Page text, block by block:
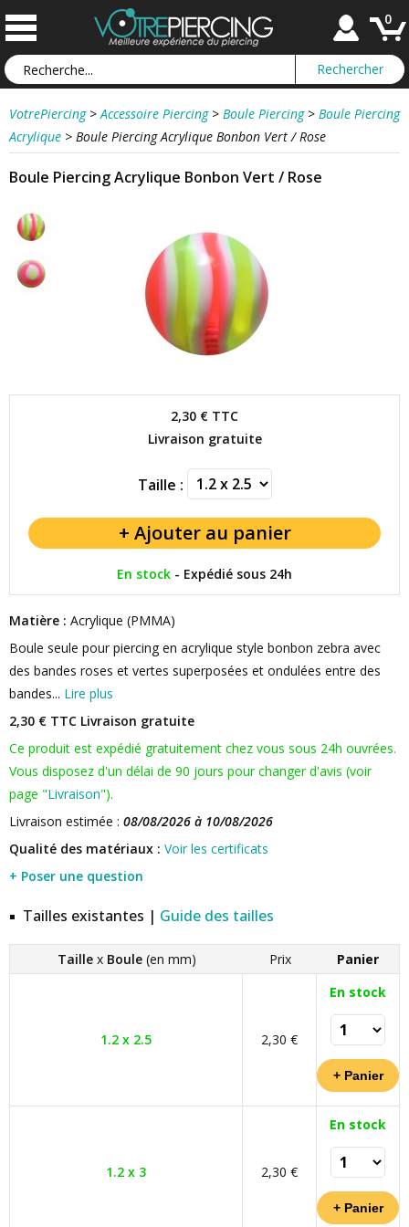
0
VotrePiercing > Accessoire Piercing > Boule Piercing > Boule Piercing
Acrylique > Boule Piercing Acrylique Bonbon Vert / Rose
Boule Piercing Acrylique Bonbon Vert / Rose
2,30 € TTC
Livraison gratuite
Taille :
En stock - Expédié sous 24h
Matière : Acrylique (PMMA)
Boule seule pour piercing en acrylique style bonbon zebra avec
des bandes roses et vertes superposées et ondulées entre des
bandes... Lire plus
2,30 € TTC Livraison gratuite
Ce produit est expédié gratuitement chez vous sous 24h ouvrées.
Vous disposez d'un délai de 90 jours pour changer d'avis (voir
page "Livraison").
Livraison estimée : 08/08/2026 à 10/08/2026
Qualité des matériaux : Voir les certificats
+ Poser une question
Tailles existantes | Guide des tailles
Taille x Boule (en mm) Prix Panier
1.2 x 2.5 2,30 €
En stock
1.2 x 3 2,30 €
En stock